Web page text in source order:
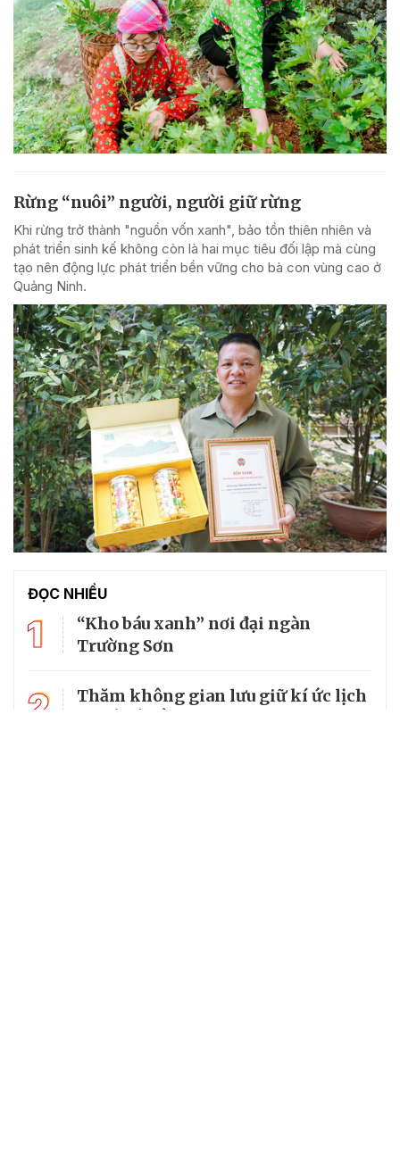
Rừng “nuôi” người, người giữ rừng
Khi rừng trở thành "nguồn vốn xanh", bảo tồn thiên nhiên và
phát triển sinh kế không còn là hai mục tiêu đối lập mà cùng
tạo nên động lực phát triển bền vững cho bà con vùng cao ở
Quảng Ninh.
ĐỌC NHIỀU
1
“Kho báu xanh” nơi đại ngàn
Trường Sơn
2
Thăm không gian lưu giữ kí ức lịch